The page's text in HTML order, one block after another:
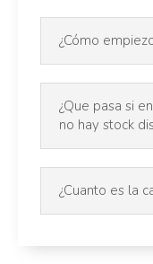
¿Cómo
¿Que pasa si
no hay stock
¿Cuanto es la